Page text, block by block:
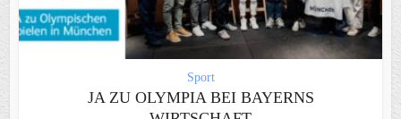
Sport
JA ZU OLYMPIA BEI BAYERNS